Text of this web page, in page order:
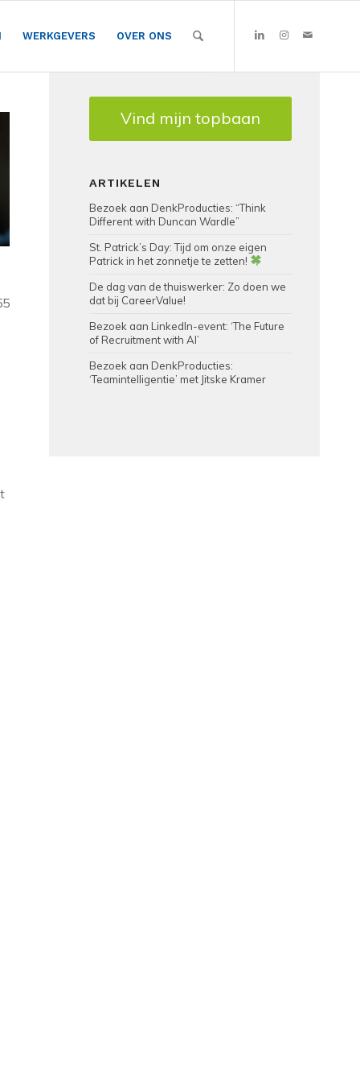
WERKGEVERS OVER ONS
Vind mijn topbaan
ARTIKELEN
Bezoek aan DenkProducties: “Think
Different with Duncan Wardle”
St. Patrick’s Day: Tijd om onze eigen
Patrick in het zonnetje te zetten!
De dag van de thuiswerker: Zo doen we
dat bij CareerValue!
Bezoek aan LinkedIn-event: ‘The Future
of Recruitment with AI’
Bezoek aan DenkProducties:
‘Teamintelligentie’ met Jitske Kramer